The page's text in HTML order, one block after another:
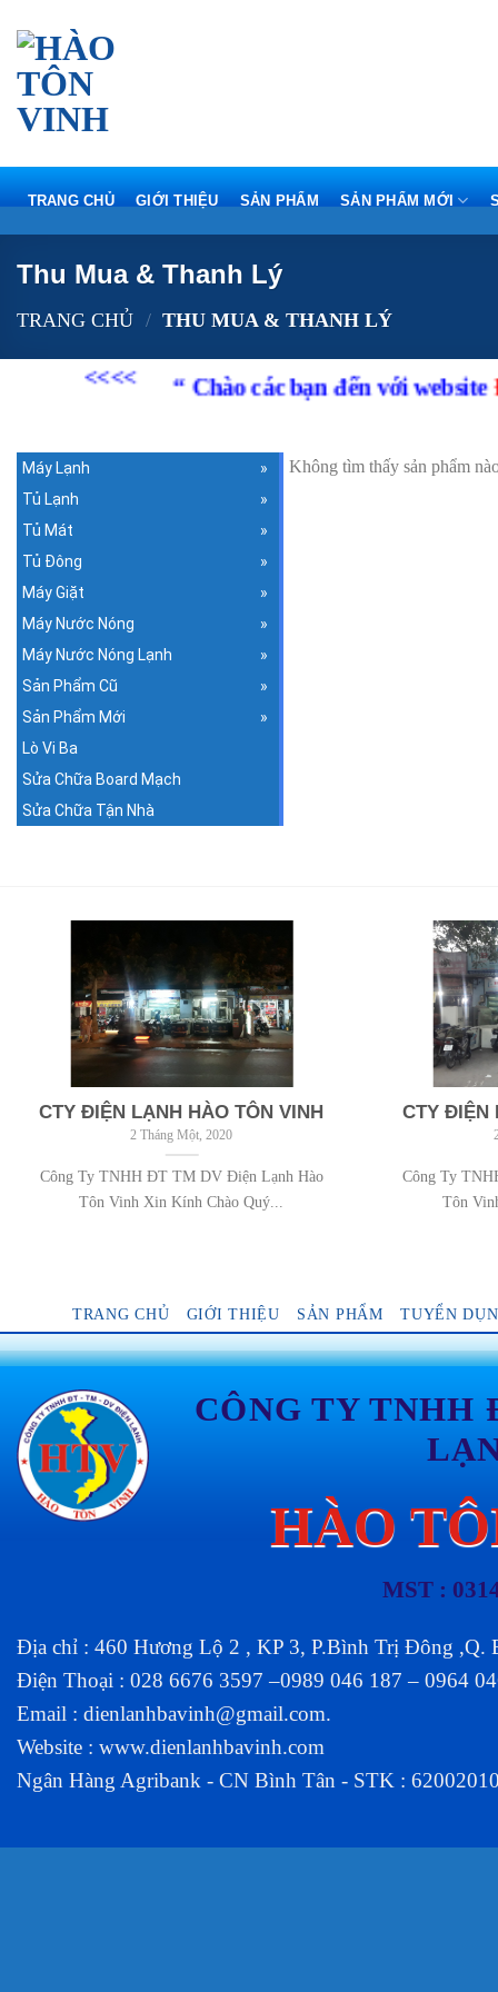
content
TRANG CHỦ GIỚI THIỆU SẢN PHẨM SẢN PHẨM MỚI
Thu Mua & Thanh Lý
TRANG CHỦ / THU MUA & THANH LÝ
<<<< “ Chào các bạn đến với website
Máy Lạnh
Tủ Lạnh
Tủ Mát
Tủ Đông
Máy Giặt
Máy Nước Nóng
Máy Nước Nóng Lạnh
Sản Phẩm Cũ
Sản Phẩm Mới
Lò Vi Ba
Sửa Chữa Board Mạch
Sửa Chữa Tận Nhà
Không tìm thấy sản phẩm
CTY ĐIỆN LẠNH HÀO TÔN VINH
2 Tháng Một, 2020
Công Ty TNHH ĐT TM DV Điện Lạnh Hào
Tôn Vinh Xin Kính Chào Quý...
CTY ĐIỆN
Công Ty
Tôn
TRANG CHỦ GIỚI THIỆU SẢN PHẨM TUYỂN
CÔNG TY TNHH
HÀO
MST :
Địa chỉ : 460 Hương Lộ 2 , KP 3, P.Bình Trị Đông ,Q.
Điện Thoại : 028 6676 3597 –0989 046 187 – 0964
Email : dienlanhbavinh@gmail.com.
Website : www.dienlanhbavinh.com
Ngân Hàng Agribank - CN Bình Tân - STK :